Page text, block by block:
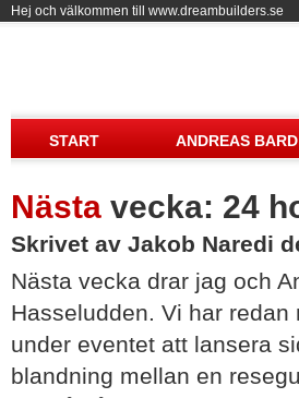
Hej och välkommen till www.dreambuilders.se
START ANDREAS BARD
Nästa vecka: 24
Skrivet av Jakob Naredi
Nästa vecka drar jag och
Hasseludden. Vi har
under eventet att lansera
blandning mellan en